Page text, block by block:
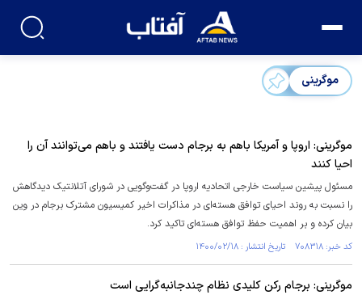
موگرینی
موگرینی: اروپا و آمریکا باهم به برجام دست یافتند و باهم می‌توانند آن را
احیا کنند
مسئول پیشین سیاست خارجی اتحادیه اروپا در گفت‌وگویی در شورای آتلانتیک دیدگاهش
را نسبت به روند احیای توافق هسته‌ای در مذاکرات اخیر کمیسیون مشترک برجام در وین
بیان کرده و بر اهمیت حفظ توافق هسته‌ای تاکید کرد.
کد خبر: ۷۰۸۳۱۸ تاریخ انتشار : ۱۴۰۰/۰۲/۱۸
موگرینی: برجام رکن کلیدی نظام چندجانبه‌گرایی است